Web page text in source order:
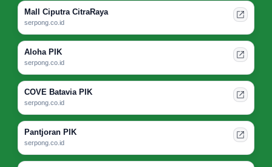
Mall Ciputra CitraRaya
serpong.co.id
Aloha PIK
serpong.co.id
COVE Batavia PIK
serpong.co.id
Pantjoran PIK
serpong.co.id